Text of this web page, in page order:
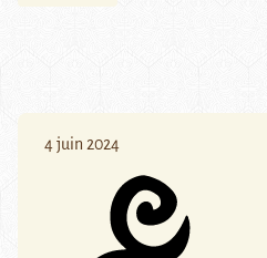
4 juin 2024